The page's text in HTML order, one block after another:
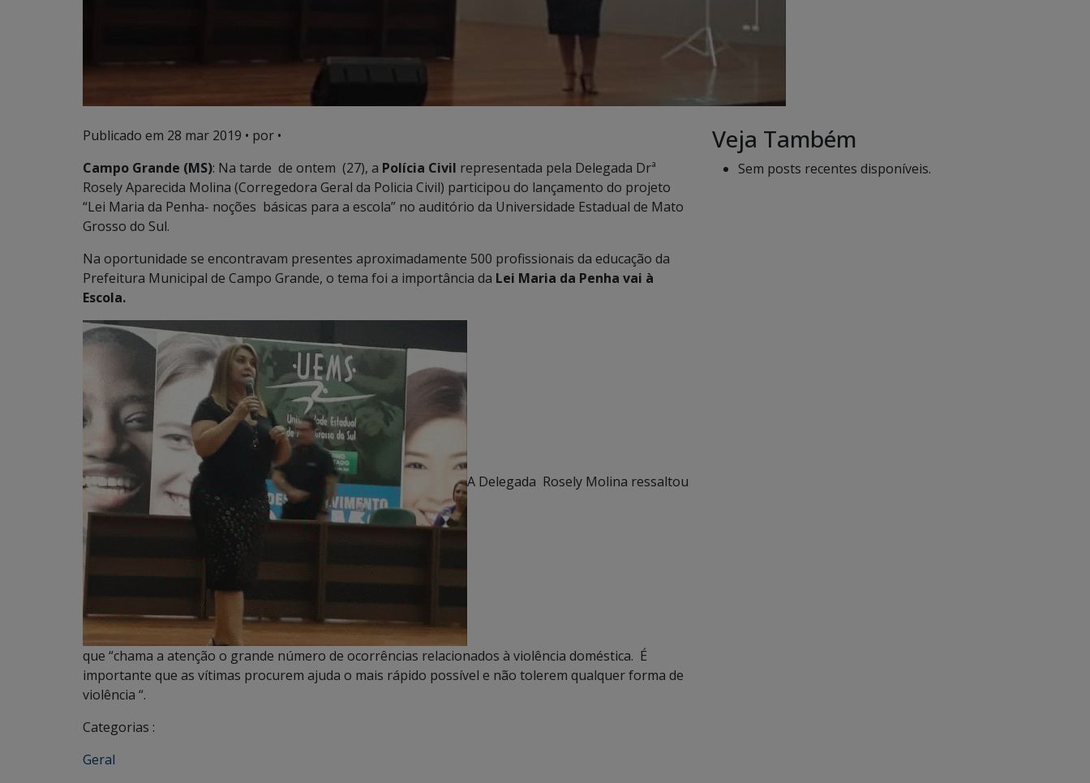
Publicado em 28 mar 2019 • por •
Campo Grande (MS): Na tarde de ontem (27), a Polícia Civil representada pela Delegada Drª
Rosely Aparecida Molina (Corregedora Geral da Policia Civil) participou do lançamento do projeto
“Lei Maria da Penha- noções básicas para a escola” no auditório da Universidade Estadual de Mato
Grosso do Sul.
Na oportunidade se encontravam presentes aproximadamente 500 profissionais da educação da
Prefeitura Municipal de Campo Grande, o tema foi a importância da Lei Maria da Penha vai à
Escola.
A Delegada Rosely Molina ressaltou
que “chama a atenção o grande número de ocorrências relacionados à violência doméstica. É
importante que as vítimas procurem ajuda o mais rápido possível e não tolerem qualquer forma de
violência “.
Categorias :
Geral
Veja Também
Sem posts recentes disponíveis.